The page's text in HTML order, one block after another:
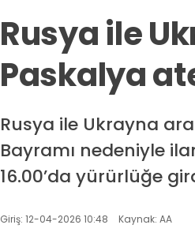
Rusya ile
Paskalya
Rusya ile Ukrayna
Bayramı nedeniyle
16.00’da yürürlüğe
Giriş: 12-04-2026 10:48 Kaynak: AA